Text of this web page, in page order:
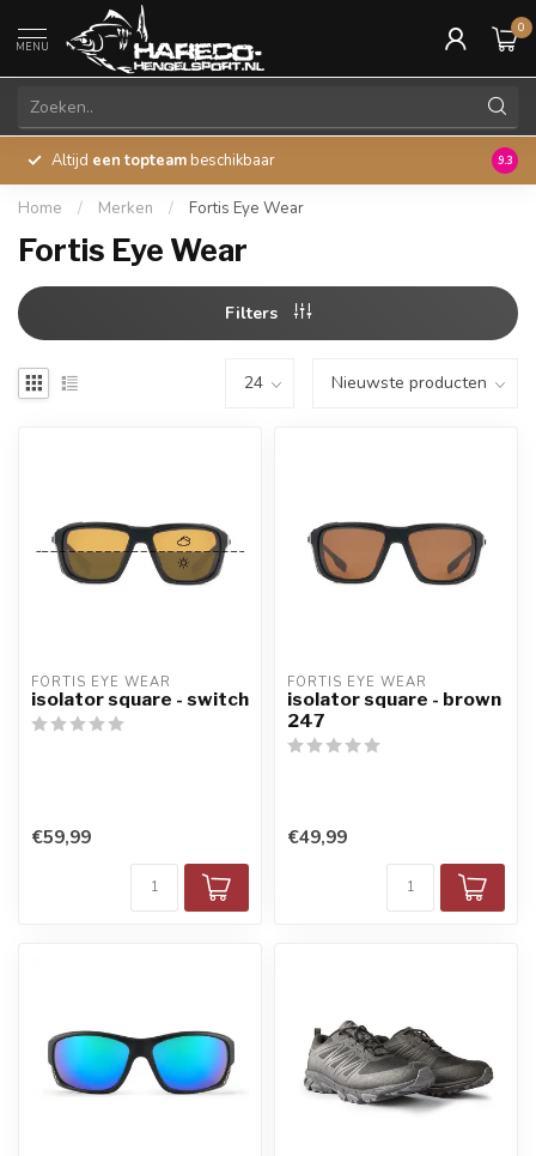
MENU
0
Altijd een topteam beschikbaar 45
9.3
Home / Merken / Fortis Eye Wear
Fortis Eye Wear
Filters
FORTIS EYE WEAR
isolator square - switch
€59,99
FORTIS EYE WEAR
isolator square - brown
247
€49,99